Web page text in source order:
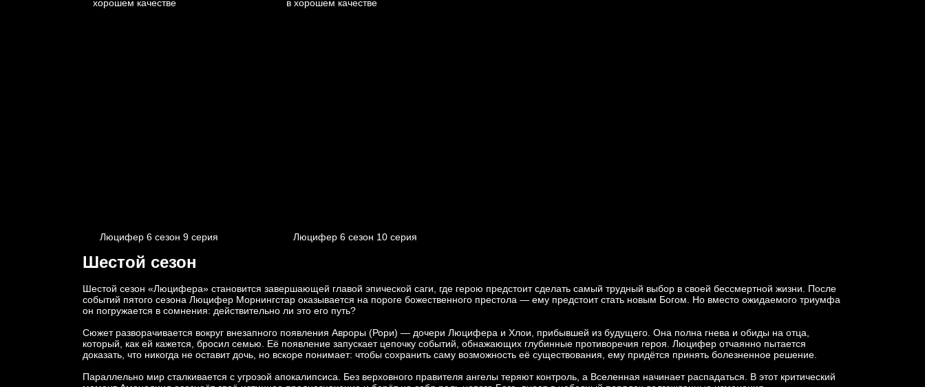
Люцифер 6 cезон 9 cерия Люцифер 6 cезон 10 cерия
Шестой сезон
Шестой сезон «Люцифера» становится завершающей главой эпической саги, где герою предстоит сделать самый трудный выбор в своей бессмертной жизни. После
событий пятого сезона Люцифер Морнингстар оказывается на пороге божественного престола — ему предстоит стать новым Богом. Но вместо ожидаемого триумфа
он погружается в сомнения: действительно ли это его путь?
Сюжет разворачивается вокруг внезапного появления Авроры (Рори) — дочери Люцифера и Хлои, прибывшей из будущего. Она полна гнева и обиды на отца,
который, как ей кажется, бросил семью. Её появление запускает цепочку событий, обнажающих глубинные противоречия героя. Люцифер отчаянно пытается
доказать, что никогда не оставит дочь, но вскоре понимает: чтобы сохранить саму возможность её существования, ему придётся принять болезненное решение.
Параллельно мир сталкивается с угрозой апокалипсиса. Без верховного правителя ангелы теряют контроль, а Вселенная начинает распадаться. В этот критический